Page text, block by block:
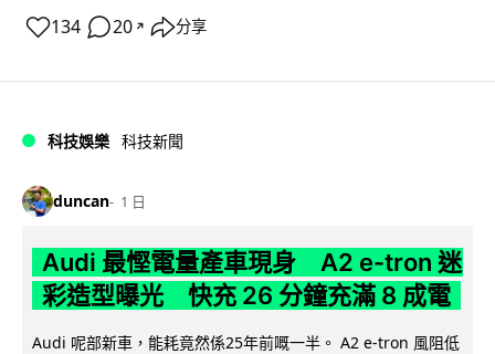
134 20 ↗ 分享
科技娛樂 科技新聞
duncan 1 日
Audi 最慳電量產車現身 A2 e-tron 迷
彩造型曝光 快充 26 分鐘充滿 8 成電
Audi 呢部新車，能耗竟然係25年前嘅一半。 A2 e-tron 風阻低